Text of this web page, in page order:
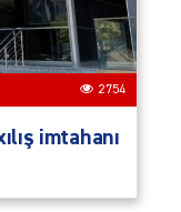
2754
imtahanı